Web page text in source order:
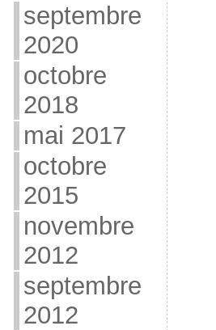
septembre
2020
octobre
2018
mai 2017
octobre
2015
novembre
2012
septembre
2012